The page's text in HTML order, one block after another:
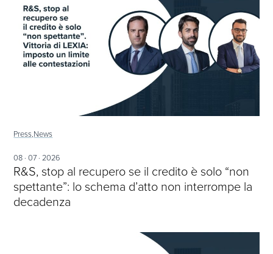
Press,News
08 · 07 · 2026
R&S, stop al recupero se il credito è solo “non
spettante”: lo schema d’atto non interrompe la
decadenza